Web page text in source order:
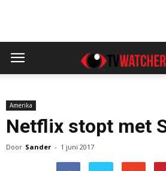
Amerika
Netflix stopt met
Door Sander - 1 juni 2017